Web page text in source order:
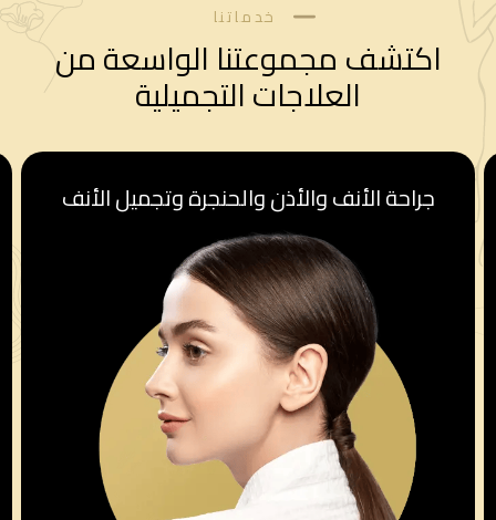
خدماتنا
اكتشف مجموعتنا الواسعة من
العلاجات التجميلية
قسم أمراض النساء والولادة